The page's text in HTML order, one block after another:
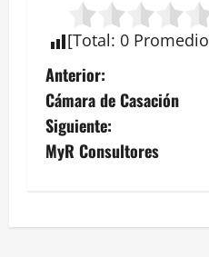
[Total: 0 Promedio
N
a
v
g
Anterior:
Cámara de Casación
Siguiente:
MyR Consultores